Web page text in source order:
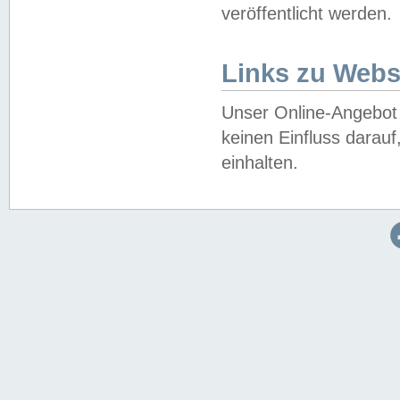
veröffentlicht werden.
Links zu
Unser Online-
keinen Einfluss
einhalten.